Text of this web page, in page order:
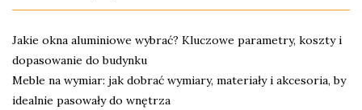
Jakie okna aluminiowe wybrać? Kluczowe parametry, koszty i
dopasowanie do budynku
Meble na wymiar: jak dobrać wymiary, materiały i akcesoria, by
idealnie pasowały do wnętrza